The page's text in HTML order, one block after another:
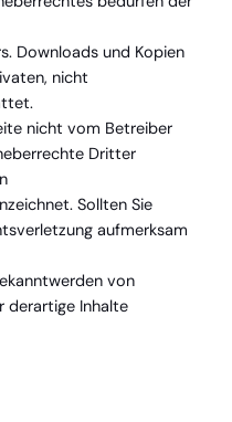
Downloads und Kopien
nicht
nicht vom Betreiber
Dritter
Sollten Sie
aufmerksam
von
derartige Inhalte